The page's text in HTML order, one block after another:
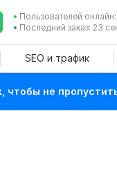
Пользователей онлайн:
Последний заказ: 23
SEO и трафик
чтобы не